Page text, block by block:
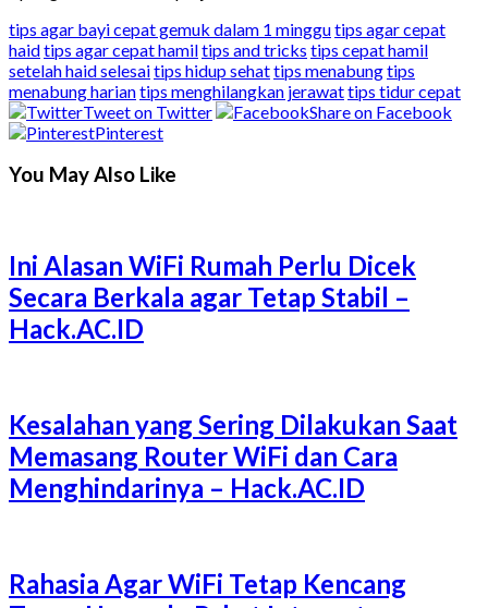
tips agar bayi cepat gemuk dalam 1 minggutips agar cepat
haidtips agar cepat hamiltips and tricks tips cepat hamil
setelah haid selesaitips hidup sehattips menabungtips
menabung hariantips menghilangkan jerawattips tidur cepat
Tweet on Twitter
Share on Facebook
Pinterest
You May Also Like
Ini Alasan WiFi Rumah Perlu Dicek
Secara Berkala agar Tetap Stabil –
Hack.AC.ID
Kesalahan yang Sering Dilakukan Saat
Memasang Router WiFi dan Cara
Menghindarinya – Hack.AC.ID
Rahasia Agar WiFi Tetap Kencang